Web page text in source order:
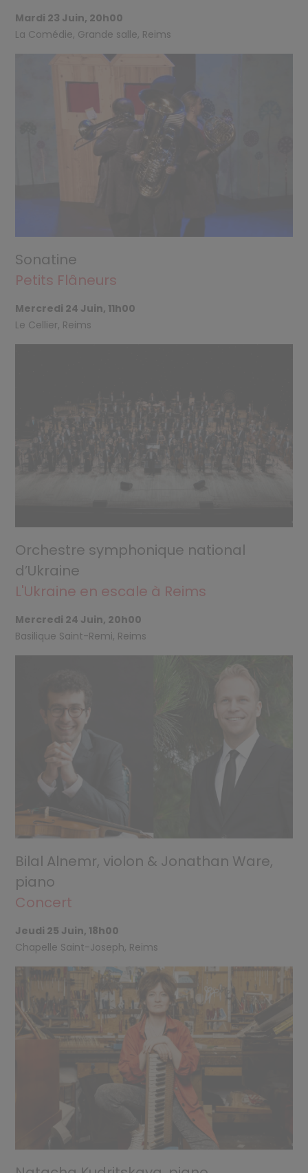
Mardi 23 Juin, 20h00
La Comédie, Grande salle, Reims
Sonatine
Petits Flâneurs
Mercredi 24 Juin, 11h00
Le Cellier, Reims
Orchestre symphonique national
d’Ukraine
L'Ukraine en escale à Reims
Mercredi 24 Juin, 20h00
Basilique Saint-Remi, Reims
Bilal Alnemr, violon & Jonathan Ware,
piano
Concert
Jeudi 25 Juin, 18h00
Chapelle Saint-Joseph, Reims